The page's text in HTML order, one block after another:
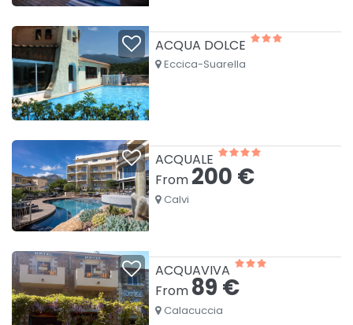
ACQUA DOLCE
Eccica-Suarella
ACQUALE
From 200 €
Calvi
ACQUAVIVA
From 89 €
Calacuccia